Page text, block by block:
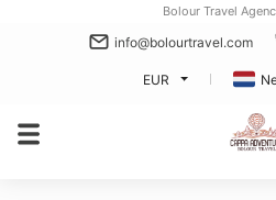
Bolour Travel
info@bolourtravel.com
EUR